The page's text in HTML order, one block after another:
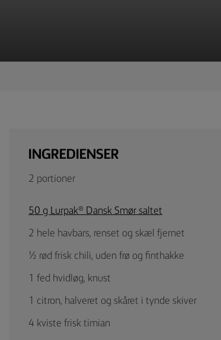
INGREDIENSER
2 portioner
50 g Lurpak® Dansk Smør saltet
2 hele havbars, renset og skæl fjernet
½ rød frisk chili, uden frø og finthakke
1 fed hvidløg, knust
1 citron, halveret og skåret i tynde skiver
4 kviste frisk timian